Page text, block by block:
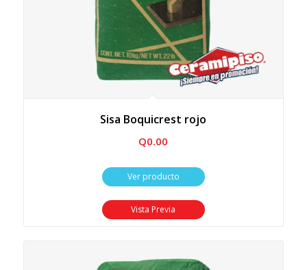
Sisa Boquicrest rojo
Q0.00
Ver producto
Vista Previa